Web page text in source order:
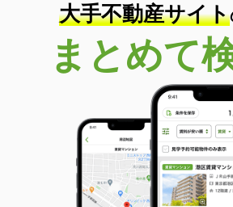
大手不動産サイト
まとめて